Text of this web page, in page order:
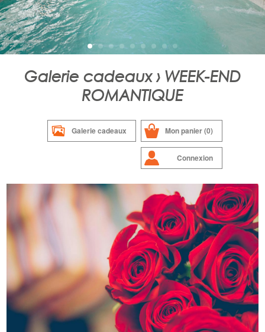
Galerie cadeaux › WEEK-END
ROMANTIQUE
Galerie cadeaux Mon panier (0)
Connexion